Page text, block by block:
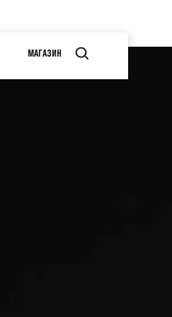
МАГАЗИН